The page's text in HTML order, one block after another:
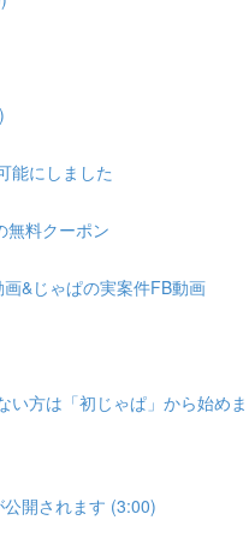
能にしました
無料クーポン
画&じゃぱの実案件FB動画
い方は「初じゃぱ」から始め
開されます (3:00)